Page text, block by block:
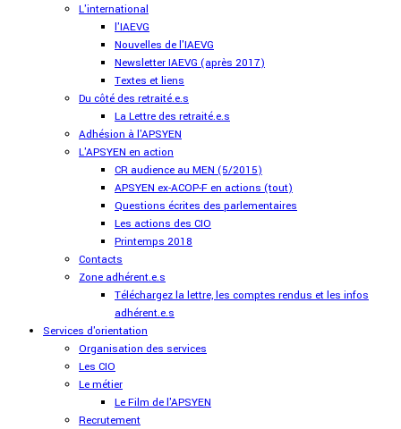
L'international
l'IAEVG
Nouvelles de l'IAEVG
Newsletter IAEVG (après 2017)
Textes et liens
Du côté des retraité.e.s
La Lettre des retraité.e.s
Adhésion à l'APSYEN
L'APSYEN en action
CR audience au MEN (5/2015)
APSYEN ex-ACOP-F en actions (tout)
Questions écrites des parlementaires
Les actions des CIO
Printemps 2018
Contacts
Zone adhérent.e.s
Téléchargez la lettre, les comptes rendus et les infos
adhérent.e.s
Services d'orientation
Organisation des services
Les CIO
Le métier
Le Film de l'APSYEN
Recrutement